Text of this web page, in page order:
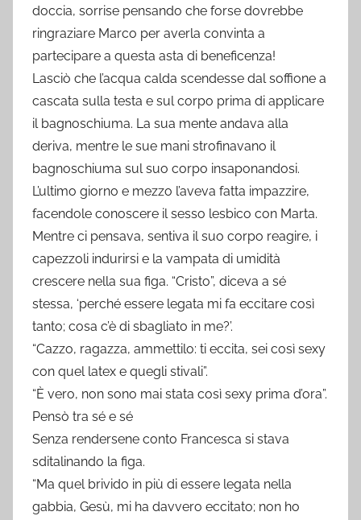
doccia, sorrise pensando che forse dovrebbe
ringraziare Marco per averla convinta a
partecipare a questa asta di beneficenza!
Lasciò che l’acqua calda scendesse dal soffione a
cascata sulla testa e sul corpo prima di applicare
il bagnoschiuma. La sua mente andava alla
deriva, mentre le sue mani strofinavano il
bagnoschiuma sul suo corpo insaponandosi.
L’ultimo giorno e mezzo l’aveva fatta impazzire,
facendole conoscere il sesso lesbico con Marta.
Mentre ci pensava, sentiva il suo corpo reagire, i
capezzoli indurirsi e la vampata di umidità
crescere nella sua figa. “Cristo”, diceva a sé
stessa, ‘perché essere legata mi fa eccitare così
tanto; cosa c’è di sbagliato in me?’.
“Cazzo, ragazza, ammettilo: ti eccita, sei così sexy
con quel latex e quegli stivali”.
“È vero, non sono mai stata così sexy prima d’ora”.
Pensò tra sé e sé
Senza rendersene conto Francesca si stava
sditalinando la figa.
“Ma quel brivido in più di essere legata nella
gabbia, Gesù, mi ha davvero eccitato; non ho